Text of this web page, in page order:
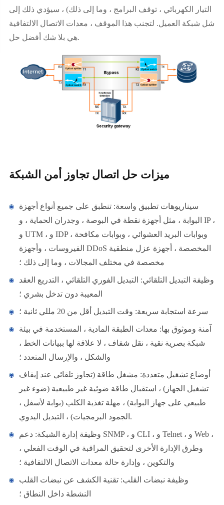
التيار الكهربائي ، توقف البرامج ، وما إلى ذلك) ، سيؤدي ذلك إلى
شل شبكة العميل. لتجنب هذا الموقف ، معدات الاتصال الالتفافية
هي بلا شك أفضل حل.
ميزات حل اتصال تجاوز أمن الشبكة
سيناريوهات تطبيق واسعة: تنطبق على جميع أنواع أجهزة
البوابة ، مثل أجهزة نقطة في البوصة ، وجدران الحماية ، و IP ،
و UTM ، و IDP ، وبوابات البريد العشوائي ، وبوابات مكافحة
الفيروسات ، وأجهزة DDoS المخصصة ، أجهزة عزل منطقية
مخصصة في مختلف المجالات ، وما إلى ذلك ؛
وظيفة التبديل التلقائي: التبديل الفوري التلقائي ، التدريع العقد
المعيبة دون تدخل بشري ؛
سرعة استجابة سريعة: وقت التبديل أقل من 20 مللي ثانية ؛
آمنة وموثوق بها: معدات الطبقة المادية ، المستخدمة في بيئة
شبكة بصرية نقية ، نقل شفاف ، لا علاقة لها ببيانات الخط ،
والشكل ، والإرسال المتعدد ؛
أوضاع تشغيل متعددة: مشغل طاقة (تجاوز تلقائي عند إيقاف
تشغيل الجهاز) ، استقبال طاقة ضوئية غير طبيعية (ضوء غير
طبيعي على جهاز البوابة) ، مهلة تغذية الكلب (بوابة لأسفل ،
الجمود البرمجيات) ، التبديل اليدوي.
وظيفة إدارة الشبكة: دعم SNMP ، و CLI ، و Telnet ، و Web ،
وطرق الإدارة الأخرى لتحقيق المراقبة في الوقت الفعلي ،
والتكوين ، وإدارة حالة معدات الاتصال الالتفافية ؛
وظيفة نبضات القلب: تقنية الكشف عن نبضات القلب
النشطة داخل النطاق ؛